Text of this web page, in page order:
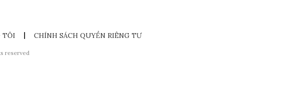
TÔI CHÍNH SÁCH QUYỀN RIÊNG TƯ
reserved